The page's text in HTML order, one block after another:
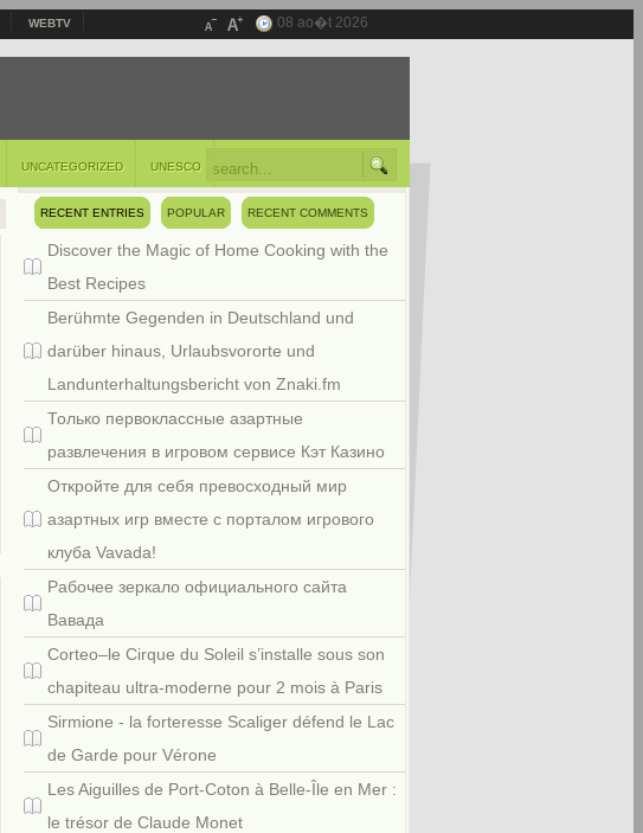
WEBTV 08 ao�t 2026
UNCATEGORIZED UNESCO
RECENT ENTRIES POPULAR RECENT COMMENTS
Discover the Magic of Home Cooking with the
Best Recipes
Berühmte Gegenden in Deutschland und
darüber hinaus, Urlaubsvororte und
Landunterhaltungsbericht von Znaki.fm
Только первоклассные азартные
развлечения в игровом сервисе Кэт Казино
Откройте для себя превосходный мир
азартных игр вместе с порталом игрового
клуба Vavada!
Рабочее зеркало официального сайта
Вавада
Corteo–le Cirque du Soleil s’installe sous son
chapiteau ultra-moderne pour 2 mois à Paris
Sirmione - la forteresse Scaliger défend le Lac
de Garde pour Vérone
Les Aiguilles de Port-Coton à Belle-Île en Mer :
le trésor de Claude Monet